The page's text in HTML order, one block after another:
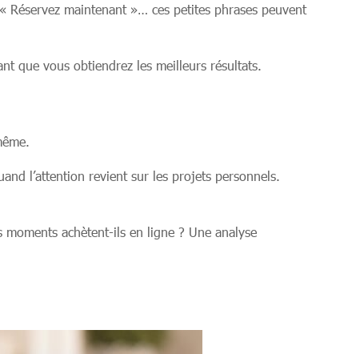
maintenant »… ces petites phrases peuvent
que vous obtiendrez les meilleurs résultats.
l’attention revient sur les projets personnels.
achètent-ils en ligne ? Une analyse